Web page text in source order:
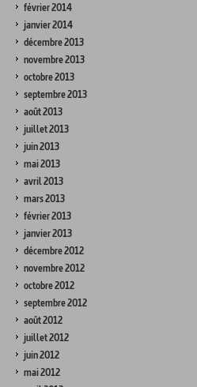
février 2014
janvier 2014
décembre 2013
novembre 2013
octobre 2013
septembre 2013
août 2013
juillet 2013
juin 2013
mai 2013
avril 2013
mars 2013
février 2013
janvier 2013
décembre 2012
novembre 2012
octobre 2012
septembre 2012
août 2012
juillet 2012
juin 2012
mai 2012